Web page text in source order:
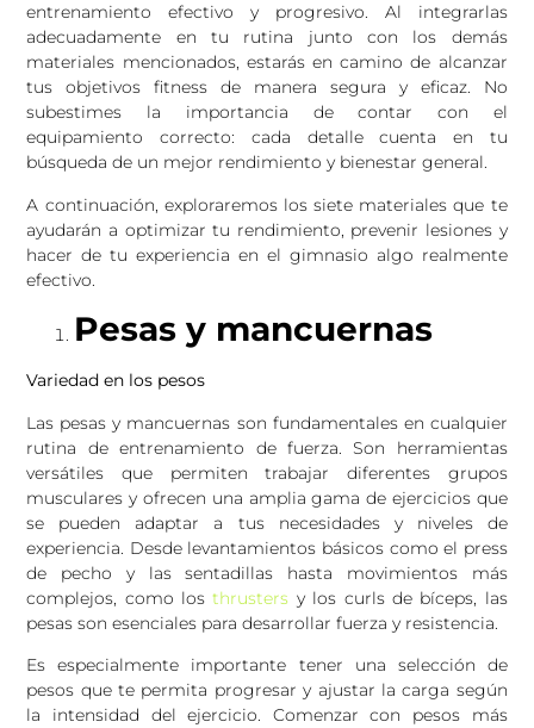
entrenamiento efectivo y progresivo. Al integrarlas
adecuadamente en tu rutina junto con los demás
materiales mencionados, estarás en camino de alcanzar
tus objetivos fitness de manera segura y eficaz. No
subestimes la importancia de contar con el
equipamiento correcto: cada detalle cuenta en tu
búsqueda de un mejor rendimiento y bienestar general.
A continuación, exploraremos los siete materiales que te
ayudarán a optimizar tu rendimiento, prevenir lesiones y
hacer de tu experiencia en el gimnasio algo realmente
efectivo.
Pesas y mancuernas
Variedad en los pesos
Las pesas y mancuernas son fundamentales en cualquier
rutina de entrenamiento de fuerza. Son herramientas
versátiles que permiten trabajar diferentes grupos
musculares y ofrecen una amplia gama de ejercicios que
se pueden adaptar a tus necesidades y niveles de
experiencia. Desde levantamientos básicos como el press
de pecho y las sentadillas hasta movimientos más
complejos, como losthrusters y los curls de bíceps, las
pesas son esenciales para desarrollar fuerza y resistencia.
Es especialmente importante tener una selección de
pesos que te permita progresar y ajustar la carga según
la intensidad del ejercicio. Comenzar con pesos más